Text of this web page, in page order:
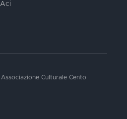
Culturale Cento